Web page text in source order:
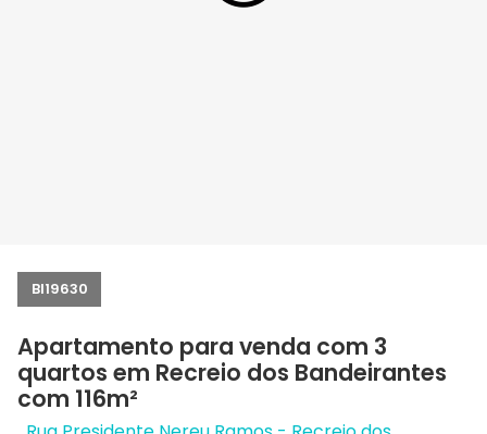
BI19630
Apartamento para venda com 3
quartos em Recreio dos Bandeirantes
com 116m²